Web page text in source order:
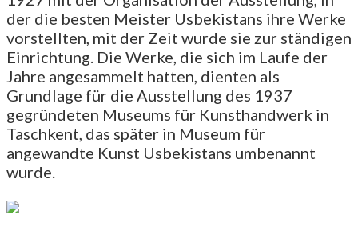
der die besten Meister Usbekistans ihre Werke
vorstellten, mit der Zeit wurde sie zur ständigen
Einrichtung. Die Werke, die sich im Laufe der
Jahre angesammelt hatten, dienten als
Grundlage für die Ausstellung des 1937
gegründeten Museums für Kunsthandwerk in
Taschkent, das später in Museum für
angewandte Kunst Usbekistans umbenannt
wurde.